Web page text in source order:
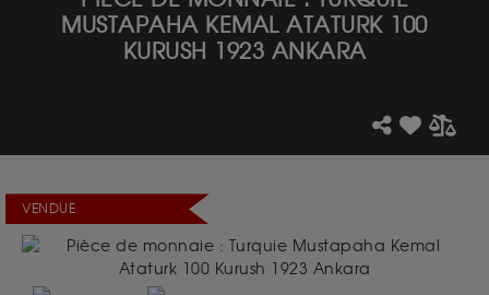
MUSTAPAHA KEMAL ATATURK 100
KURUSH 1923 ANKARA
VENDUE